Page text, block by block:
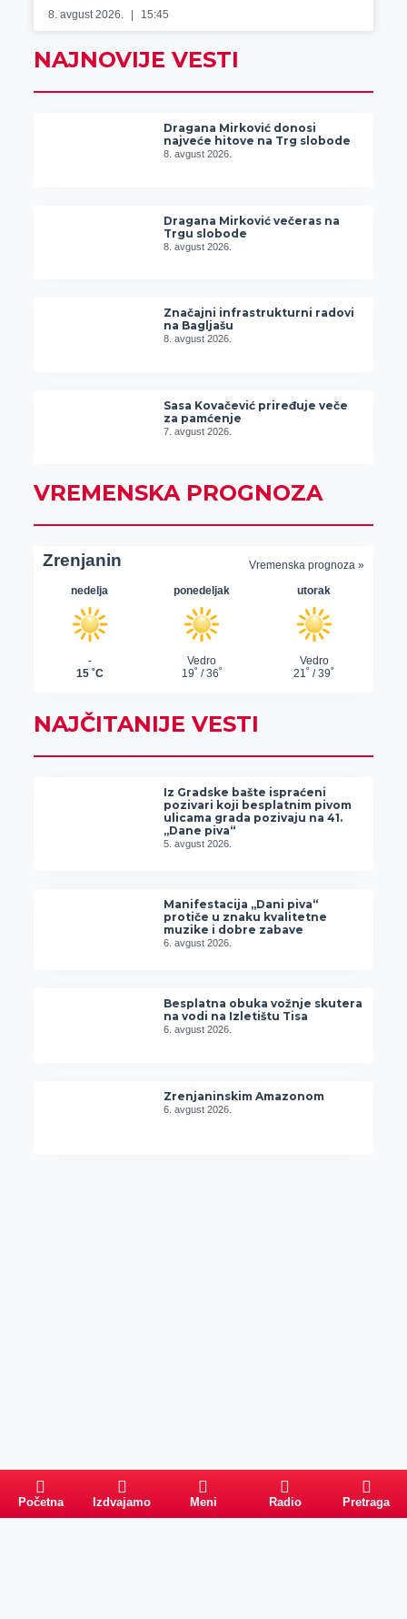
8. avgust 2026. 15:45
NAJNOVIJE VESTI
Dragana Mirković donosi
najveće hitove na Trg slobode
8. avgust 2026.
Dragana Mirković večeras na
Trgu slobode
8. avgust 2026.
Značajni infrastrukturni radovi
na Bagljašu
8. avgust 2026.
Sasa Kovačević priređuje veče
za pamćenje
7. avgust 2026.
VREMENSKA PROGNOZA
NAJČITANIJE VESTI
Iz Gradske bašte ispraćeni
pozivari koji besplatnim pivom
ulicama grada pozivaju na 41.
„Dane piva“
5. avgust 2026.
Manifestacija „Dani piva“
protiče u znaku kvalitetne
muzike i dobre zabave
6. avgust 2026.
Besplatna obuka vožnje skutera
na vodi na Izletištu Tisa
6. avgust 2026.
Zrenjaninskim Amazonom
6. avgust 2026.
Početna Izdvajamo Meni Radio Pretraga